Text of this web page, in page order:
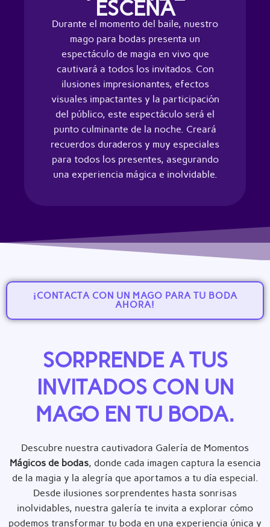
ESCENA
Durante el momento del baile, nuestro
mago para bodas presenta un
espectáculo de magia en vivo que
cautivará a todos los invitados. Con
ilusiones impresionantes, efectos
visuales impactantes y la participación
del público, este espectáculo será el
punto culminante de la noche. Creará
recuerdos duraderos y muy especiales
para todos los presentes, asegurando
una experiencia mágica e inolvidable.
¡CONTACTA CON UN MAGO PARA TU BODA
AHORA!
SORPRENDE A TUS
INVITADOS CON UN
MAGO EN TU BODA.
Descubre nuestra cautivadora Galería de Momentos
Mágicos de bodas, donde cada imagen captura la esencia
de la magia y la alegría que aportamos a tu día especial.
Desde ilusiones sorprendentes hasta sonrisas
inolvidables, nuestra galería te invita a explorar cómo
podemos transformar tu boda en una experiencia única y